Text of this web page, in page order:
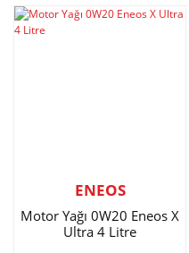
ENEOS
Motor Yağı 0W20 Eneos X
Ultra 4 Litre